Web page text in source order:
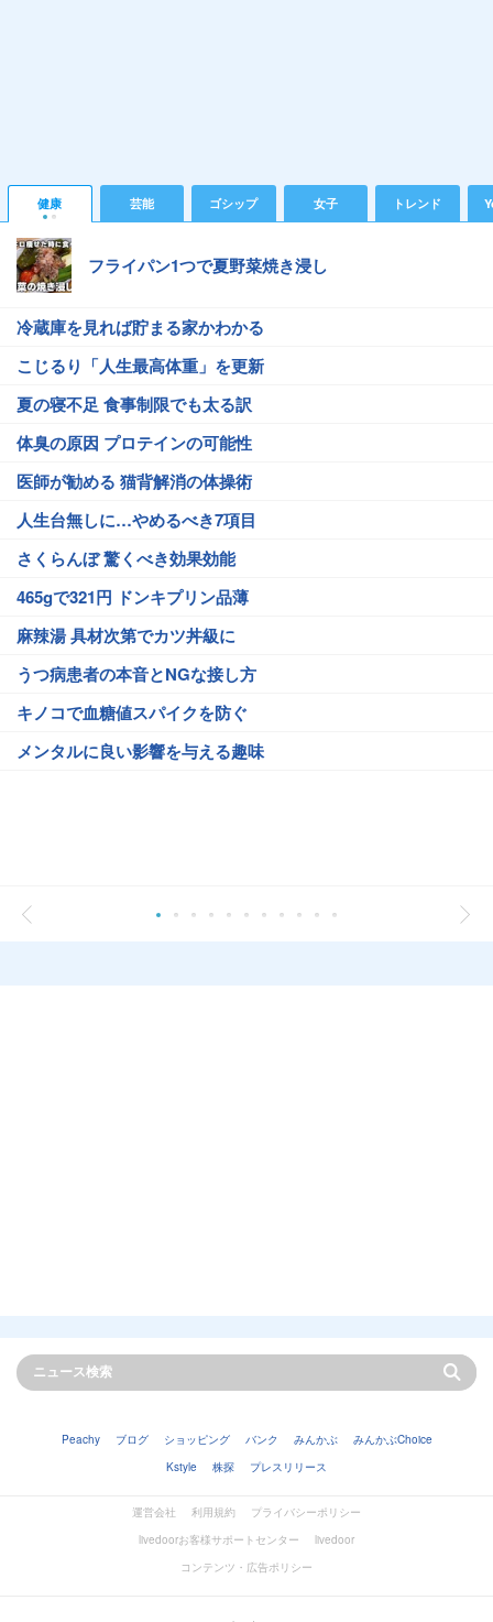
健康 芸能 ゴシップ 女子 トレンド
フライパン1つで夏野菜焼き浸し
冷蔵庫を見れば貯まる家かわかる
こじるり「人生最高体重」を更新
夏の寝不足 食事制限でも太る訳
体臭の原因 プロテインの可能性
医師が勧める 猫背解消の体操術
人生台無しに…やめるべき7項目
さくらんぼ 驚くべき効果効能
465gで321円 ドンキプリン品薄
麻辣湯 具材次第でカツ丼級に
うつ病患者の本音とNGな接し方
キノコで血糖値スパイクを防ぐ
メンタルに良い影響を与える趣味
Peachy ブログ ショッピング バンク みんかぶ
みんかぶChoice
Kstyle
株探 プレスリリース
運営会社 利用規約
プライバシーポリシー
livedoorお客様サポートセンター
livedoor
コンテンツ・広告ポリシー